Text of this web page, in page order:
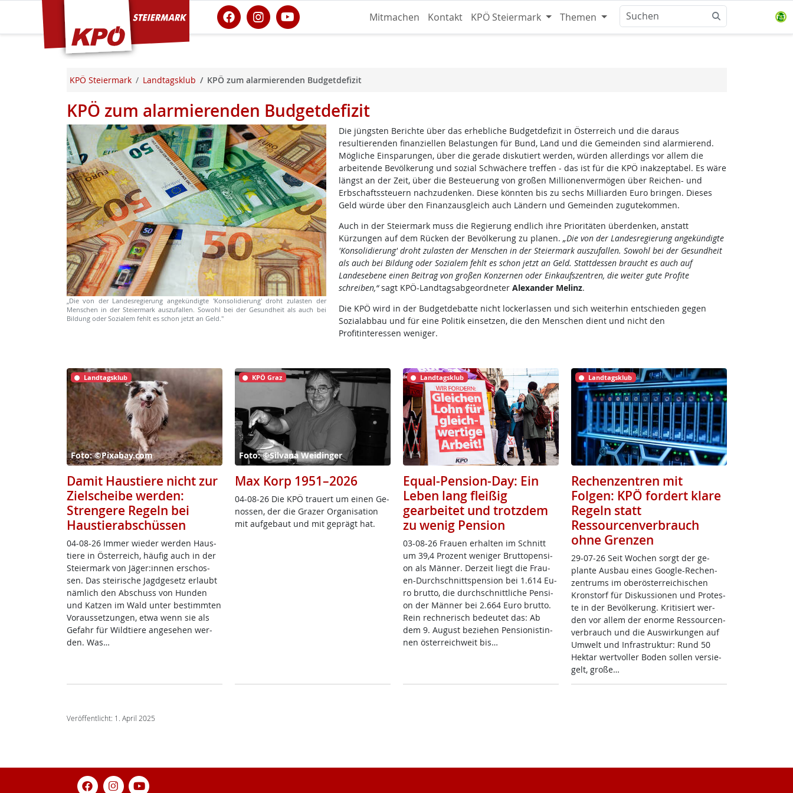
KPÖ Steiermark Mitmachen Kontakt KPÖ Steiermark Themen
KPÖ Steiermark Landtagsklub KPÖ zum alarmierenden Budgetdefizit
KPÖ zum alarmierenden Budgetdefizit
„Die von der Landesregierung angekündigte 'Konsolidierung' droht zulasten der
Menschen in der Steiermark auszufallen. Sowohl bei der Gesundheit als auch bei
Bildung oder Sozialem fehlt es schon jetzt an Geld."
Die jüngsten Berichte über das erhebliche Budgetdefizit in Österreich und die daraus
resultierenden finanziellen Belastungen für Bund, Land und die Gemeinden sind alarmierend.
Mögliche Einsparungen, über die gerade diskutiert werden, würden allerdings vor allem die
arbeitende Bevölkerung und sozial Schwächere treffen - das ist für die KPÖ inakzeptabel. Es wäre
längst an der Zeit, über die Besteuerung von großen Millionenvermögen über Reichen- und
Erbschaftssteuern nachzudenken. Diese könnten bis zu sechs Milliarden Euro bringen. Dieses
Geld würde über den Finanzausgleich auch Ländern und Gemeinden zugutekommen.
Auch in der Steiermark muss die Regierung endlich ihre Prioritäten überdenken, anstatt
Kürzungen auf dem Rücken der Bevölkerung zu planen. „Die von der Landesregierung angekündigte
'Konsolidierung' droht zulasten der Menschen in der Steiermark auszufallen. Sowohl bei der Gesundheit
als auch bei Bildung oder Sozialem fehlt es schon jetzt an Geld. Stattdessen braucht es auch auf
Landesebene einen Beitrag von großen Konzernen oder Einkaufszentren, die weiter gute Profite
schreiben,“sagt KPÖ-Landtagsabgeordneter Alexander Melinz.
Die KPÖ wird in der Budgetdebatte nicht lockerlassen und sich weiterhin entschieden gegen
Sozialabbau und für eine Politik einsetzen, die den Menschen dient und nicht den
Profitinteressen weniger.
Landtagsklub
Foto: ©Pixabay.com
Damit Haustiere nicht zur
Zielscheibe werden:
Strengere Regeln bei
Haustierabschüssen
04-08-26 Im­mer wie­der wer­den Haus­
tie­re in Ös­t­er­reich, häu­fig auch in der
Stei­er­mark von Jä­ger:in­nen er­schos­
sen. Das stei­ri­sche Jagd­ge­setz er­laubt
näm­lich den Ab­schuss von Hun­den
und Kat­zen im Wald un­ter be­stimm­ten
Vor­aus­set­zun­gen, et­wa wenn sie als
Ge­fahr für Wild­tie­re an­ge­se­hen wer­
den. Was…
KPÖ Graz
Foto: ©Silvana Weidinger
Max Korp 1951–2026
04-08-26 Die KPÖ trau­ert um ei­nen Ge­
nos­sen, der die Gra­zer Or­ga­ni­sa­ti­on
mit auf­ge­baut und mit ge­prägt hat.
Landtagsklub
Equal-Pension-Day: Ein
Leben lang fleißig
gearbeitet und trotzdem
zu wenig Pension
03-08-26 Frau­en er­hal­ten im Schnitt
um 39,4 Pro­zent we­ni­ger Brut­to­pen­si­
on als Män­ner. Der­zeit liegt die Frau­
en-Durch­schnitt­s­pen­si­on bei 1.614 Eu­
ro brut­to, die durch­schnitt­li­che Pen­si­
on der Män­ner bei 2.664 Eu­ro brut­to.
Rein rech­ne­risch be­deu­tet das: Ab
dem 9. Au­gust be­zie­hen Pen­sio­nis­tin­
nen ös­t­er­reich­weit bis…
Landtagsklub
Rechenzentren mit
Folgen: KPÖ fordert klare
Regeln statt
Ressourcenverbrauch
ohne Grenzen
29-07-26 Seit Wo­chen sorgt der ge­
plan­te Aus­bau ei­nes Goog­le-Re­chen­
zen­trums im ober­ös­t­er­rei­chi­schen
Kron­s­torf für Dis­kus­sio­nen und Pro­tes­
te in der Be­völ­ke­rung. Kri­ti­siert wer­
den vor al­lem der enor­me Res­sour­cen­
ver­brauch und die Aus­wir­kun­gen auf
Um­welt und In­fra­struk­tur: Rund 50
Hektar wert­vol­ler Bo­den sol­len ver­sie­
gelt, gro­ße…
Veröffentlicht: 1. April 2025